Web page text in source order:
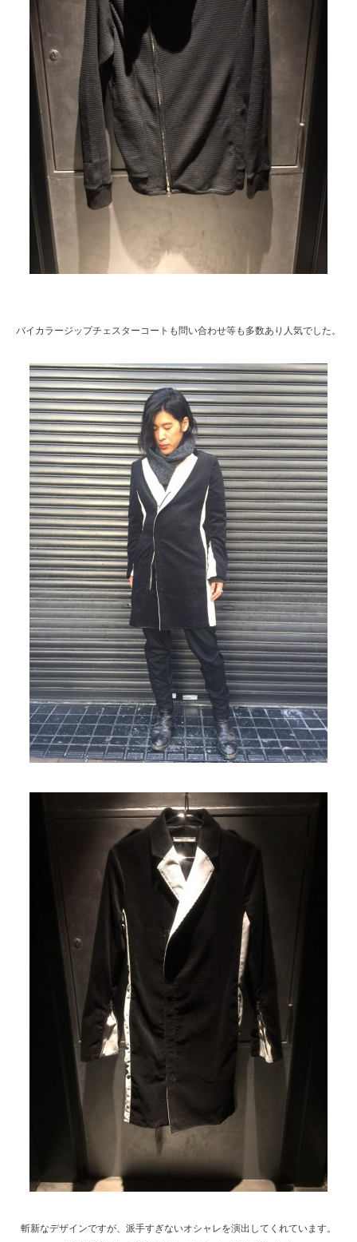
バイカラージップチェスターコートも問い合わせ等も多数あり人気でした。
斬新なデザインですが、派手すぎないオシャレを演出してくれています。